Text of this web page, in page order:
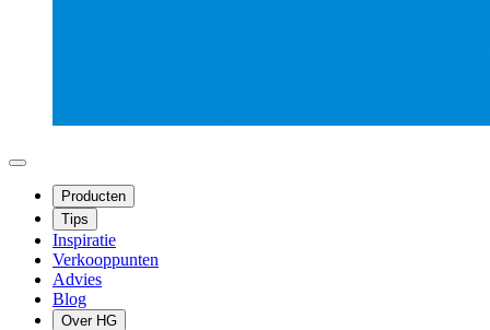
Producten
Tips
Inspiratie
Verkooppunten
Advies
Blog
Over HG